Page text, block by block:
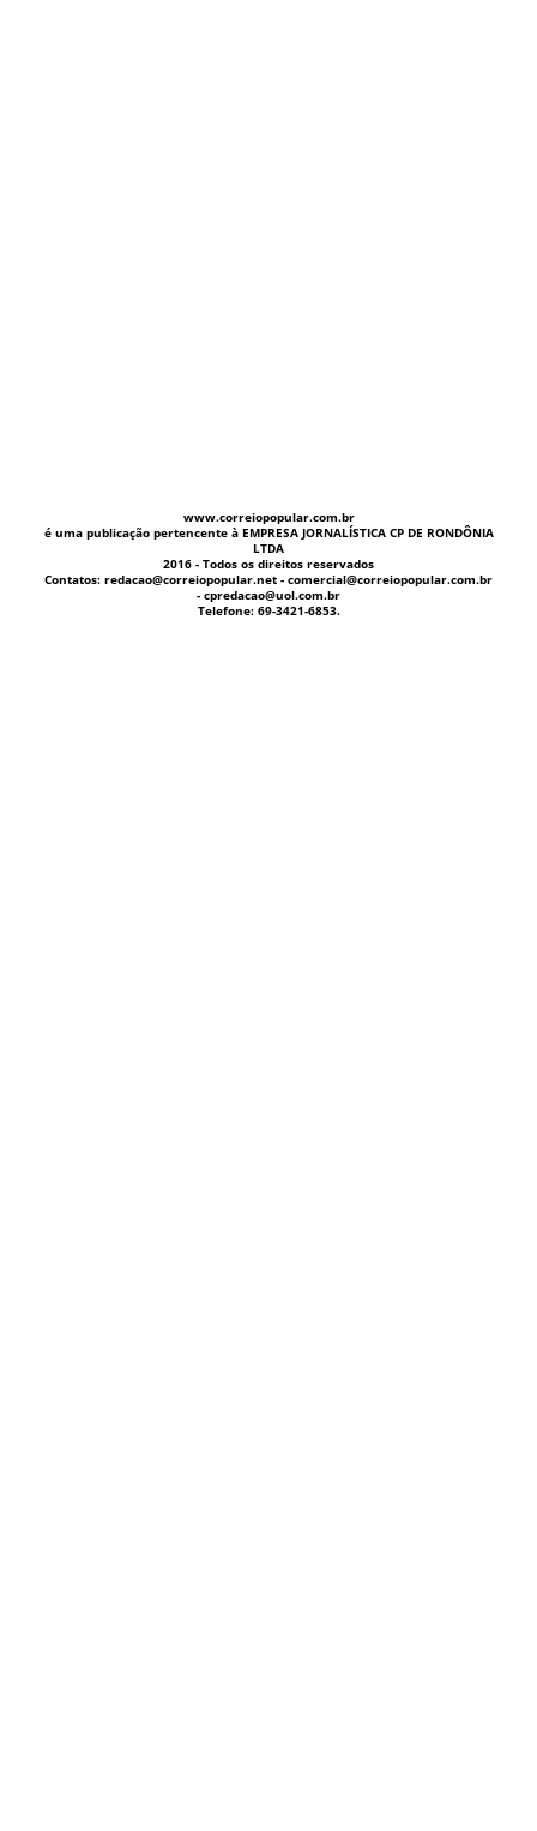
www.correiopopular.com.br
é uma publicação pertencente à EMPRESA JORNALÍSTICA CP DE RONDÔNIA
LTDA
2016 - Todos os direitos reservados
Contatos: redacao@correiopopular.net - comercial@correiopopular.com.br
- cpredacao@uol.com.br
Telefone: 69-3421-6853.